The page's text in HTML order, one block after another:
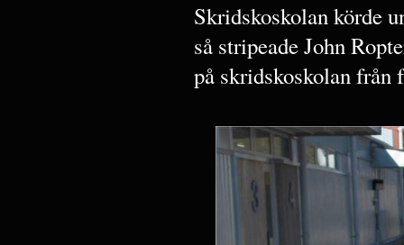
Skridskoskolan körde
så stripeade John
på skridskoskolan från